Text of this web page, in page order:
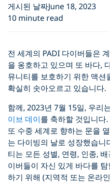
게시된 날짜June 18, 2023
10 minute read
전 세계의 PADI 다이버들은
을 옹호하고 있으며 또 바다,
뮤니티를 보호하기 위한 액션
확실히 솟아오르고 있습니다.
함께, 2023년 7월 15일, 우리
이브 데이를 축하할 것입니다
또 수중 세계로 향하는 문을
는 다이빙의 날로 성장했습니
티는 모든 성별, 연령, 인종,
이버들이 자신 있게 바다를
하기 위해 (지역적 또는 온라